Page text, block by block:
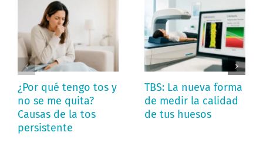
¿Por qué tengo tos y
no se me quita?
Causas de la tos
persistente
TBS: La nueva forma
de medir la calidad
de tus huesos